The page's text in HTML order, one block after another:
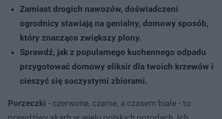
Zamiast drogich nawozów, doświadczeni
ogrodnicy stawiają na genialny, domowy sposób,
który znacząco zwiększy plony.
Sprawdź, jak z popularnego kuchennego odpadu
przygotować domowy eliksir dla twoich krzewów i
cieszyć się soczystymi zbiorami.
Porzeczki - czerwone, czarne, a czasem białe - to